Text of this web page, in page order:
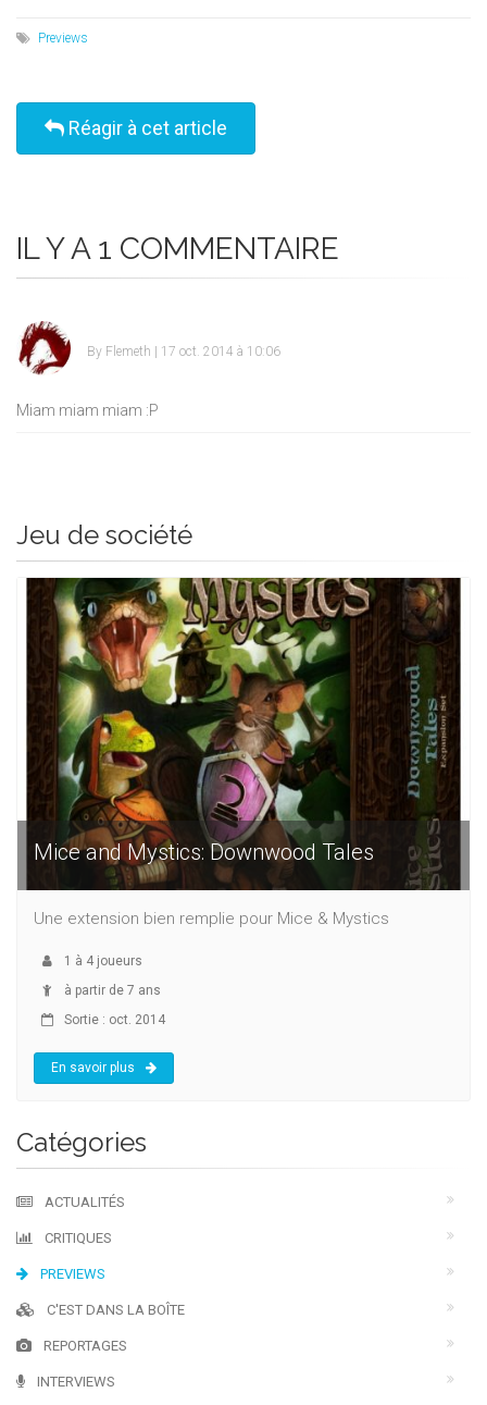
Previews
Réagir à cet article
IL Y A 1 COMMENTAIRE
By Flemeth | 17 oct. 2014 à 10:06
Miam miam miam :P
Jeu de société
Mice and Mystics: Downwood Tales
Une extension bien remplie pour Mice & Mystics
1 à 4 joueurs
à partir de 7 ans
Sortie : oct. 2014
En savoir plus
Catégories
ACTUALITÉS
CRITIQUES
PREVIEWS
C'EST DANS LA BOÎTE
REPORTAGES
INTERVIEWS